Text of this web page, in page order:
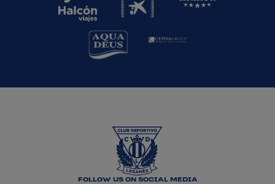
FOLLOW US ON SOCIAL MEDIA